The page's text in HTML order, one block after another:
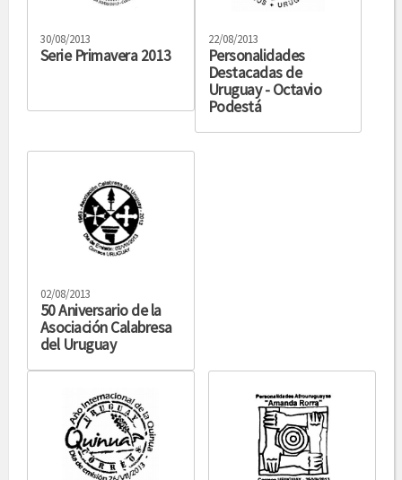
30/08/2013
Serie Primavera 2013
22/08/2013
Personalidades
Destacadas de
Uruguay - Octavio
Podestá
02/08/2013
50 Aniversario de la
Asociación Calabresa
del Uruguay